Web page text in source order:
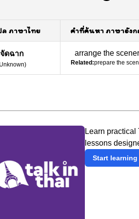
ภาษาไทย คำที่ค้นหา ภาษาอัง
จัดฉาก
Unknown)
arrange the
Related:prepare the
Learn
lessons
Start learning